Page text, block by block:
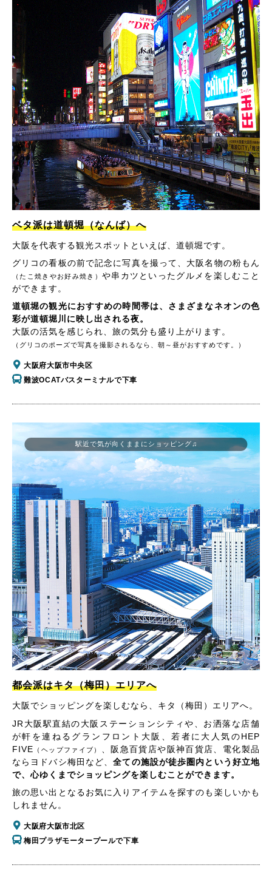
ベタ派は道頓堀（なんば）へ
大阪を代表する観光スポットといえば、道頓堀です。
グリコの看板の前で記念に写真を撮って、大阪名物の粉もん
（たこ焼きやお好み焼き） や串カツといったグルメを楽しむこと
ができます。
道頓堀の観光におすすめの時間帯は、さまざまなネオンの色
彩が道頓堀川に映し出される夜。
大阪の活気を感じられ、旅の気分も盛り上がります。
（グリコのポーズで写真を撮影されるなら、朝～昼がおすすめです。）
大阪府大阪市中央区
難波OCATバスターミナルで下車
都会派はキタ（梅田）エリアへ
大阪でショッピングを楽しむなら、キタ（梅田）エリアへ。
JR大阪駅直結の大阪ステーションシティや、お洒落な店舗
が軒を連ねるグランフロント大阪、若者に大人気のHEP
FIVE （ヘップファイブ）
、阪急百貨店や阪神百貨店、電化製品
ならヨドバシ梅田など、全ての施設が徒歩圏内という好立地
で、心ゆくまでショッピングを楽しむことができます。
旅の思い出となるお気に入りアイテムを探すのも楽しいかも
しれません。
大阪府大阪市北区
梅田プラザモータープールで下車
駅近で気が向くままにショッピング♫